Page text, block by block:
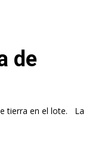
de
en el lote. La